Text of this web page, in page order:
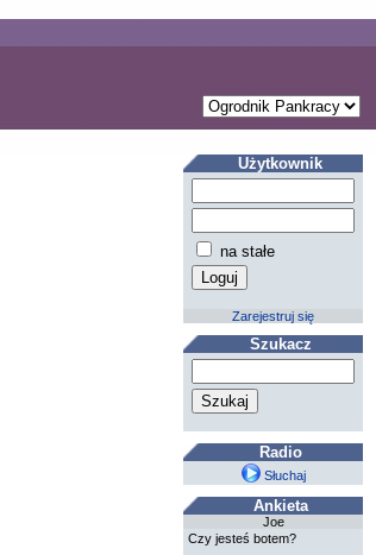
Użytkownik
na stałe
Zarejestruj się
Szukacz
Radio
Słuchaj
Ankieta
Joe
Czy jesteś botem?